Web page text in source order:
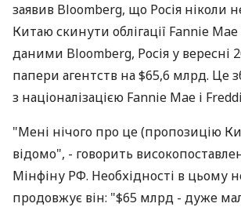
заявив Bloomberg, що Росія ніколи
Китаю скинути облігації Fannie Mae
даними Bloomberg, Росія у вересні
папери агентств на $65,6 млрд. Це
з націоналізацією Fannie Mae і
"Мені нічого про це (пропозицію
відомо", - говорить
Мінфіну РФ. Необхідності в цьому
продовжує він: "$65 млрд - дуже